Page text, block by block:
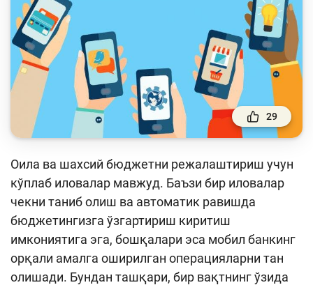
Молия бозори
Пул-кредит сиёсати ва унинг элементлари
Молиявий хавфсизлик
Банк хизматлари истеъмолчилари
ҳуқуқлари
Тадбиркорлик
Ўқув қўлланмалар
Лойиҳалар
Интерактив хизматлар
Фотогалерея
29
Оила ва шахсий бюджетни режалаштириш учун
кўплаб иловалар мавжуд. Баъзи бир иловалар
чекни таниб олиш ва автоматик равишда
бюджетингизга ўзгартириш киритиш
имкониятига эга, бошқалари эса мобил банкинг
орқали амалга оширилган операцияларни тан
олишади. Бундан ташқари, бир вақтнинг ўзида